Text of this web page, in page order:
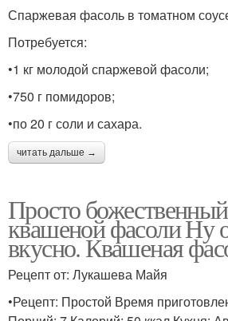
Спаржевая фасоль в томатном
Потребуется:
•1 кг молодой спаржевой фасоли;
•750 г помидоров;
•по 20 г соли и сахара.
читать дальше →
Просто
квашеной фасоли Ну
вкусно. Квашеная
Рецепт от: Лукашева Майя
•Рецепт: Простой Время